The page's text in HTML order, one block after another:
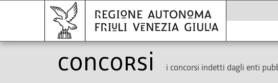
Concorsi i concorsi indetti dagli enti